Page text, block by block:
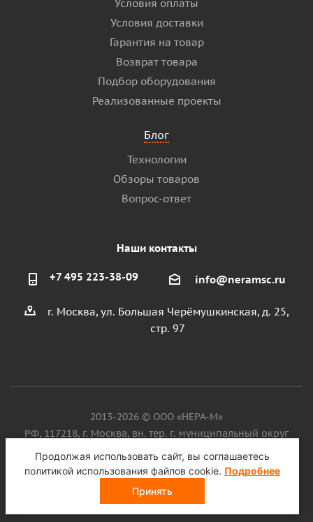
Условия оплаты
Условия доставки
Гарантия на товар
Возврат товара
Подбор оборудования
Реализованные проекты
Блог
Технологии
Обзоры товаров
Вопрос-ответ
Наши контакты
+7 495 223-38-09 info@neramsc.ru
г. Москва, ул. Большая Черёмушкинская, д. 25,
стр. 97
2013-2026 © ООО «НЕРА-М»
РФ, 117218, г. Москва, вн. тер. г. муниципальный округ
Котловка, ул. Большая Черёмушкинская, д. 25, стр. 97, ИНН
9718086924, ОГРН 1187746099750
Продолжая использовать сайт, вы соглашаетесь
политикой использования файлов cookie. Подробнее
Принять